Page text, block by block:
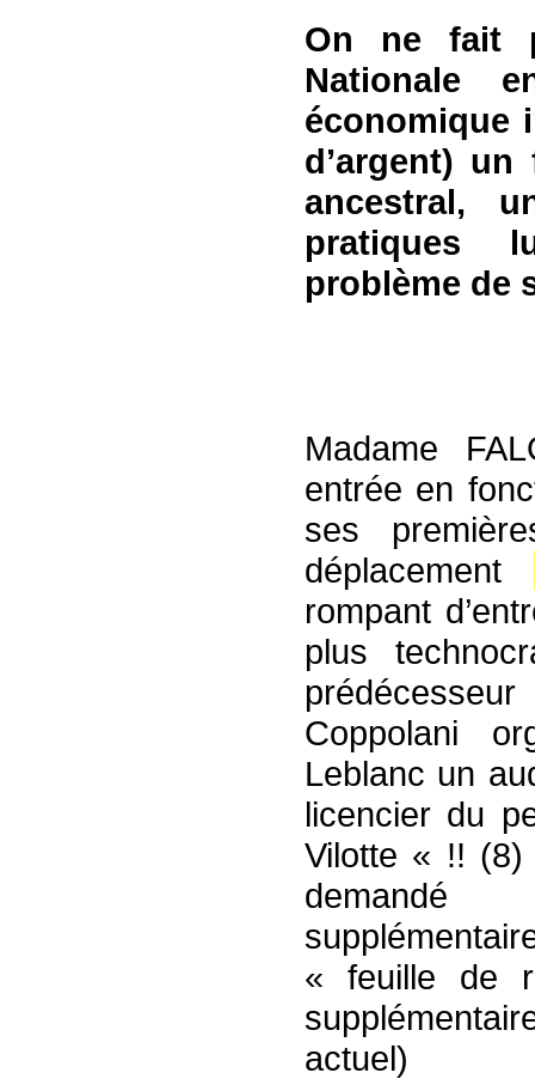
On ne fait
Nationale
économique
d’argent)
ancestral,
pratiques
problème de
Madame
entrée en
ses
déplacement
rompant
plus
Coppolani
Leblanc un
licencier du
Vilotte « !! (8)
« feuille de
actuel)